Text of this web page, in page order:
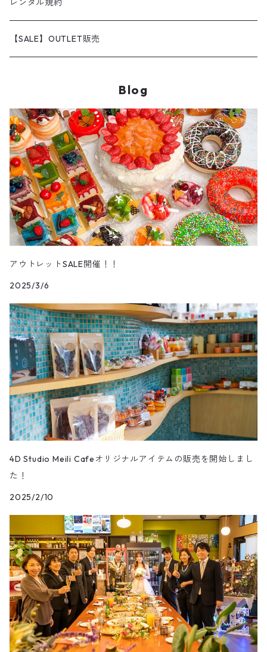
アウトレット品販売
わんちゃんグッズ
レンタル規約
【SALE】OUTLET販売
Blog
アウトレットSALE開催！！
2025/3/6
4D Studio Meili Cafeオリジナルアイテムの販売を開始しまし
た！
2025/2/10